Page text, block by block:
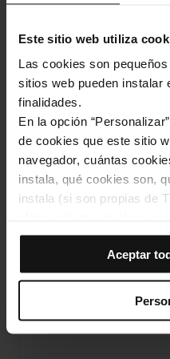
Este sitio web utiliza
Las cookies son
sitios web pueden instalar
finalidades.
En la opción
de cookies que este sitio
navegador, cuántas
instala, qué cookies son,
instala (si son propias de
navegador. Si el panel de
que no instala ninguna
Si eliges la opción
que todas estas cookies
tipología de cookies
Aceptar
Ver el mapa
10% de descuento